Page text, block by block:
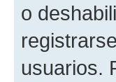
o
usuarios.